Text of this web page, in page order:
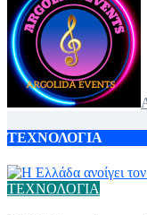
ΤΕΧΝΟΛΟΓΙΑ
ΤΕΧΝΟΛΟΓΙΑ